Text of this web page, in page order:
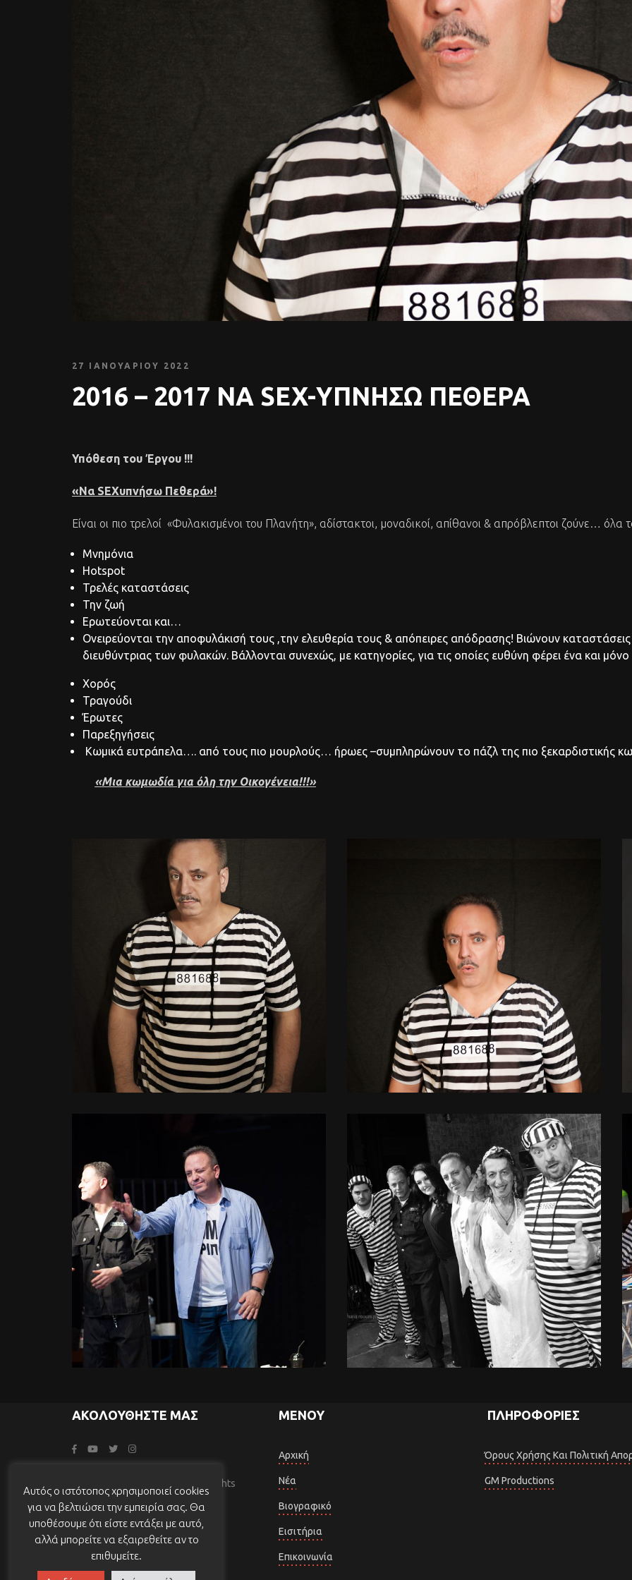
27 ΙΑΝΟΥΑΡΊΟΥ 2022
2016 – 2017 ΝΑ SEX-ΥΠΝΗΣΩ ΠΕΘΕΡΑ
Υπόθεση του Έργου !!!
«Να SEXυπνήσω Πεθερά»!
Είναι οι πιο τρελοί «Φυλακισμένοι του Πλανήτη», αδίστακτοι, μοναδικοί, απίθανοι & απρόβλεπτοι ζούνε… όλα
Μνημόνια
Ηotspot
Τρελές καταστάσεις
Την ζωή
Ερωτεύονται και…
Ονειρεύονται την αποφυλάκισή τους ,την ελευθερία τους & απόπειρες απόδρασης! Βιώνουν
διευθύντριας των φυλακών. Βάλλονται συνεχώς, με κατηγορίες, για τις οποίες ευθύνη φέρει ένα και
Χορός
Τραγούδι
Έρωτες
Παρεξηγήσεις
Κωμικά ευτράπελα…. από τους πιο μουρλούς… ήρωες –συμπληρώνουν το πάζλ της πιο ξεκαρδιστικής
«Μια κωμωδία για όλη την Οικογένεια!!!»
ΑΚΟΛΟΥΘΉΣΤΕ ΜΑΣ
© makrisgeorgios.gr – 2025. All rights
reserved. Website Designed and
Developed by
Energy Art Web
ΜΕΝΟΎ
Αρχική
Νέα
Βιογραφικό
Εισιτήρια
Επικοινωνία
ΠΛΗΡΟΦΟΡΊΕΣ
Όρους Χρήσης Και Πολιτική
GM Productions
Αυτός ο ιστότοπος χρησιμοποιεί cookies
για να βελτιώσει την εμπειρία σας. Θα
υποθέσουμε ότι είστε εντάξει με αυτό,
αλλά μπορείτε να εξαιρεθείτε αν το
επιθυμείτε.